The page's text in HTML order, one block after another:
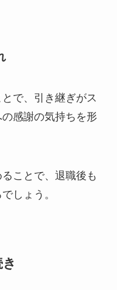
で、引き継ぎがス
感謝の気持ちを形
ことで、退職後も
しょう。